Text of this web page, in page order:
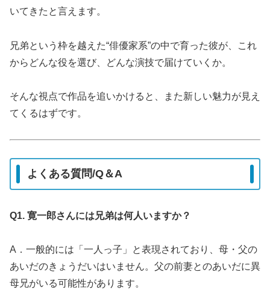
いてきたと言えます。
兄弟という枠を越えた“俳優家系”の中で育った彼が、これ
からどんな役を選び、どんな演技で届けていくか。
そんな視点で作品を追いかけると、また新しい魅力が見え
てくるはずです。
よくある質問/Q＆A
Q1. 寛一郎さんには兄弟は何人いますか？
A．一般的には「一人っ子」と表現されており、母・父の
あいだのきょうだいはいません。父の前妻とのあいだに異
母兄がいる可能性があります。